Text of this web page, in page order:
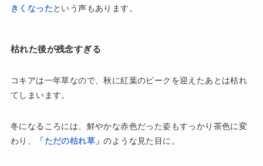
きくなったという声もあります。
枯れた後が残念すぎる
コキアは一年草なので、秋に紅葉のピークを迎えたあとは枯れ
てしまいます。
冬になるころには、鮮やかな赤色だった姿もすっかり茶色に変
わり、
「ただの枯れ草」のような見た目に。